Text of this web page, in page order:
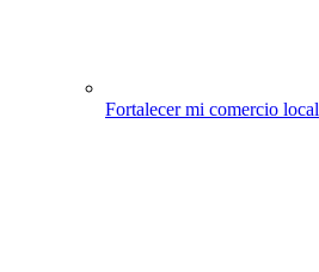
Fortalecer mi comercio local